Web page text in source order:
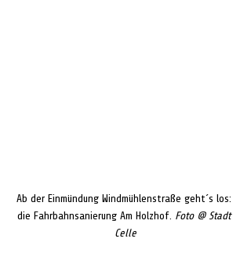
Ab der Einmündung Windmühlenstraße geht´s los:
die Fahrbahnsanierung Am Holzhof. Foto @ Stadt
Celle